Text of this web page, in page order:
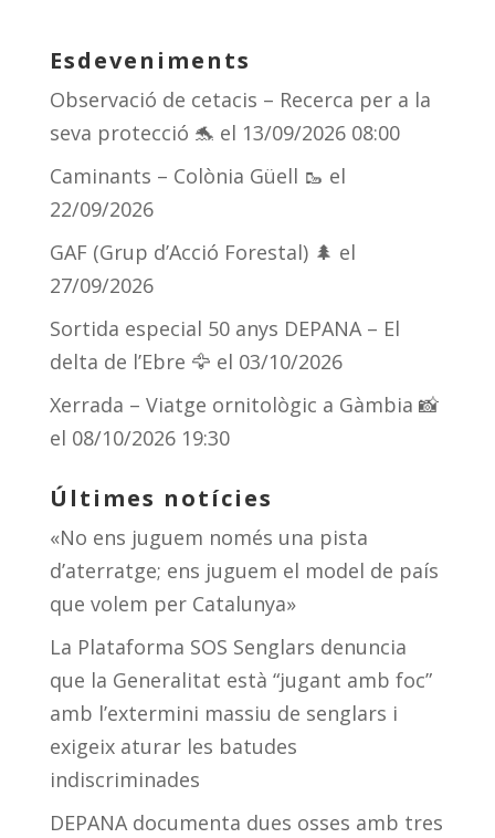
Esdeveniments
Observació de cetacis – Recerca per a la
seva protecció 🐬 el 13/09/2026 08:00
Caminants – Colònia Güell 🥾 el
22/09/2026
GAF (Grup d’Acció Forestal) 🌲 el
27/09/2026
Sortida especial 50 anys DEPANA – El
delta de l’Ebre 🦅 el 03/10/2026
Xerrada – Viatge ornitològic a Gàmbia 📸
el 08/10/2026 19:30
Últimes notícies
«No ens juguem només una pista
d’aterratge; ens juguem el model de país
que volem per Catalunya»
La Plataforma SOS Senglars denuncia
que la Generalitat està “jugant amb foc”
amb l’extermini massiu de senglars i
exigeix aturar les batudes
indiscriminades
DEPANA documenta dues osses amb tres